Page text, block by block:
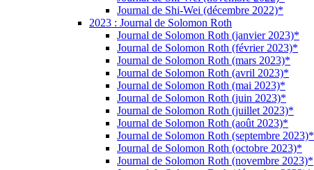
Journal de Shi-Wei (décembre 2022)*
2023 : Journal de Solomon Roth
Journal de Solomon Roth (janvier 2023)*
Journal de Solomon Roth (février 2023)*
Journal de Solomon Roth (mars 2023)*
Journal de Solomon Roth (avril 2023)*
Journal de Solomon Roth (mai 2023)*
Journal de Solomon Roth (juin 2023)*
Journal de Solomon Roth (juillet 2023)*
Journal de Solomon Roth (août 2023)*
Journal de Solomon Roth (septembre 2023)*
Journal de Solomon Roth (octobre 2023)*
Journal de Solomon Roth (novembre 2023)*